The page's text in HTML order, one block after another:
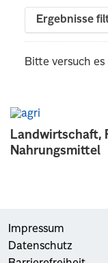
Landwirtschaft,
Nahrungsmittel
Ergebnisse
Bitte versuch
Impressum
Datenschutz